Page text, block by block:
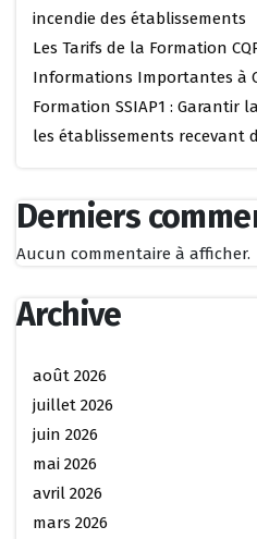
incendie des établissements
Les Tarifs de la Formation
Informations Importantes à
Formation SSIAP1 : Garantir
les établissements recevant
Derniers
Aucun commentaire à afficher.
Archive
août 2026
juillet 2026
juin 2026
mai 2026
avril 2026
mars 2026